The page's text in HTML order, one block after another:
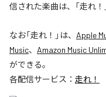
信された楽曲は、「走れ！
なお「走れ！ 」は、 Apple
Music、 Amazon Music
ができる。
各配信サービス： 走れ！